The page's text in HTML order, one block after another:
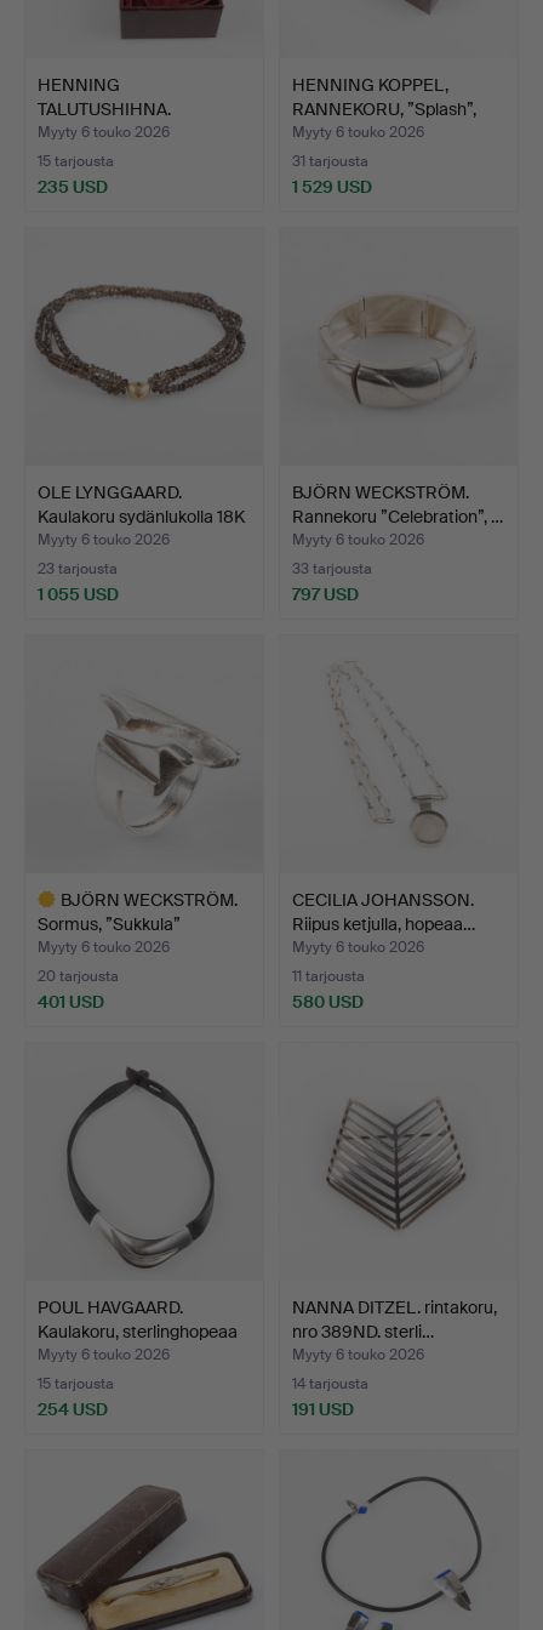
HENNING
TALUTUSHIHNA.
RINTANEULA, sterling…
Myyty 6 touko 2026
15 tarjousta
235 USD
HENNING KOPPEL,
RANNEKORU, ”Splash”,
sterl…
Myyty 6 touko 2026
31 tarjousta
1 529 USD
OLE LYNGGAARD.
Kaulakoru sydänlukolla 18K
…
Myyty 6 touko 2026
23 tarjousta
1 055 USD
BJÖRN WECKSTRÖM.
Rannekoru ”Celebration”, …
Myyty 6 touko 2026
33 tarjousta
797 USD
BJÖRN WECKSTRÖM.
Sormus, ”Sukkula”
Tähtien…
Myyty 6 touko 2026
20 tarjousta
401 USD
CECILIA JOHANSSON.
Riipus ketjulla, hopeaa…
Myyty 6 touko 2026
11 tarjousta
580 USD
POUL HAVGAARD.
Kaulakoru, sterlinghopeaa
j…
Myyty 6 touko 2026
15 tarjousta
254 USD
NANNA DITZEL. rintakoru,
nro 389ND. sterli…
Myyty 6 touko 2026
14 tarjousta
191 USD